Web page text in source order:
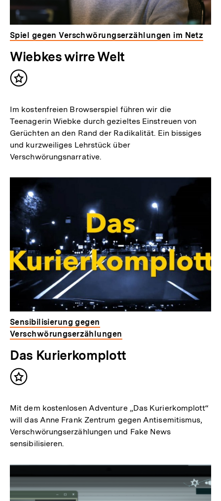
Spiel gegen Verschwörungserzählungen im Netz
Wiebkes wirre Welt
Inhalt
Im kostenfreien Browserspiel führen wir die
Teenagerin Wiebke durch gezieltes Einstreuen von
Gerüchten an den Rand der Radikalität. Ein bissiges
und kurzweiliges Lehrstück über
Verschwörungsnarrative.
Sensibilisierung gegen
Verschwörungserzählungen
Das Kurierkomplott
Inhalt
Mit dem kostenlosen Adventure „Das Kurierkomplott“
will das Anne Frank Zentrum gegen Antisemitismus,
Verschwörungserzählungen und Fake News
sensibilisieren.